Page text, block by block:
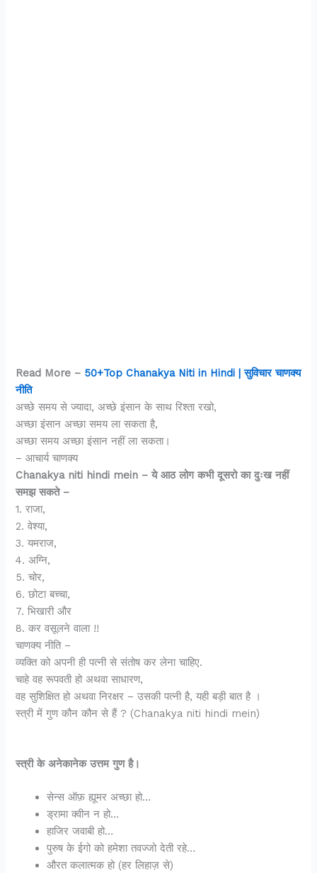
Read More – 50+Top Chanakya Niti in Hindi | सुविचार चाणक्य
नीति
अच्छे समय से ज्यादा, अच्छे इंसान के साथ रिश्ता रखो,
अच्छा इंसान अच्छा समय ला सकता है,
अच्छा समय अच्छा इंसान नहीं ला सकता।
– आचार्य चाणक्य
Chanakya niti hindi mein – ये आठ लोग कभी दूसरो का दुःख नहीं
समझ सकते –
1. राजा,
2. वेश्या,
3. यमराज,
4. अग्नि,
5. चोर,
6. छोटा बच्चा,
7. भिखारी और
8. कर वसूलने वाला !!
चाणक्य नीति –
व्यक्ति को अपनी ही पत्नी से संतोष कर लेना चाहिए.
चाहे वह रूपवती हो अथवा साधारण,
वह सुशिक्षित हो अथवा निरक्षर – उसकी पत्नी है, यही बड़ी बात है ।
स्त्री में गुण कौन कौन से हैं ? (Chanakya niti hindi mein)
स्त्री के अनेकानेक उत्तम गुण है।
सेन्स ऑफ़ ह्यूमर अच्छा हो…
ड्रामा क्वीन न हो…
हाजिर जवाबी हो…
पुरुष के ईगो को हमेशा तवज्जो देती रहे…
औरत कलात्मक हो (हर लिहाज़ से)